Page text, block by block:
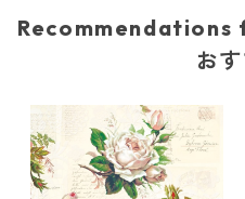
Recommendations
お